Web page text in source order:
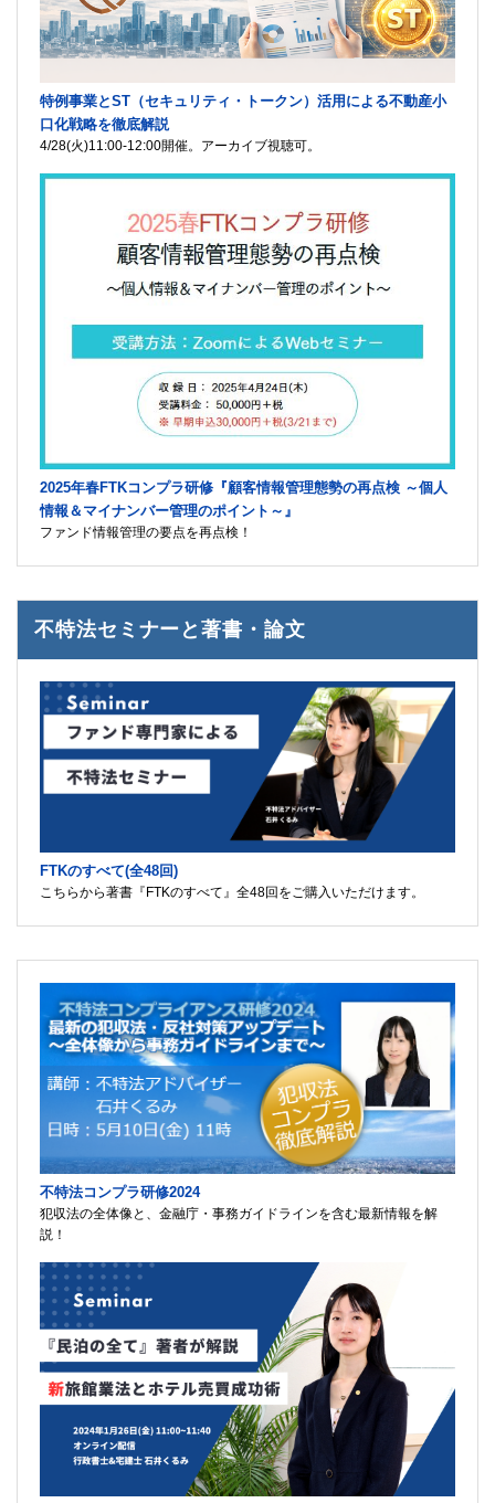
特例事業とST（セキュリティ・トークン）活用による不動産小
口化戦略を徹底解説
4/28(火)11:00-12:00開催。アーカイブ視聴可。
2025年春FTKコンプラ研修『顧客情報管理態勢の再点検 ～個人
情報＆マイナンバー管理のポイント～』
ファンド情報管理の要点を再点検！
不特法セミナーと著書・論文
FTKのすべて(全48回)
こちらから著書『FTKのすべて』全48回をご購入いただけます。
不特法コンプラ研修2024
犯収法の全体像と、金融庁・事務ガイドラインを含む最新情報を解
説！